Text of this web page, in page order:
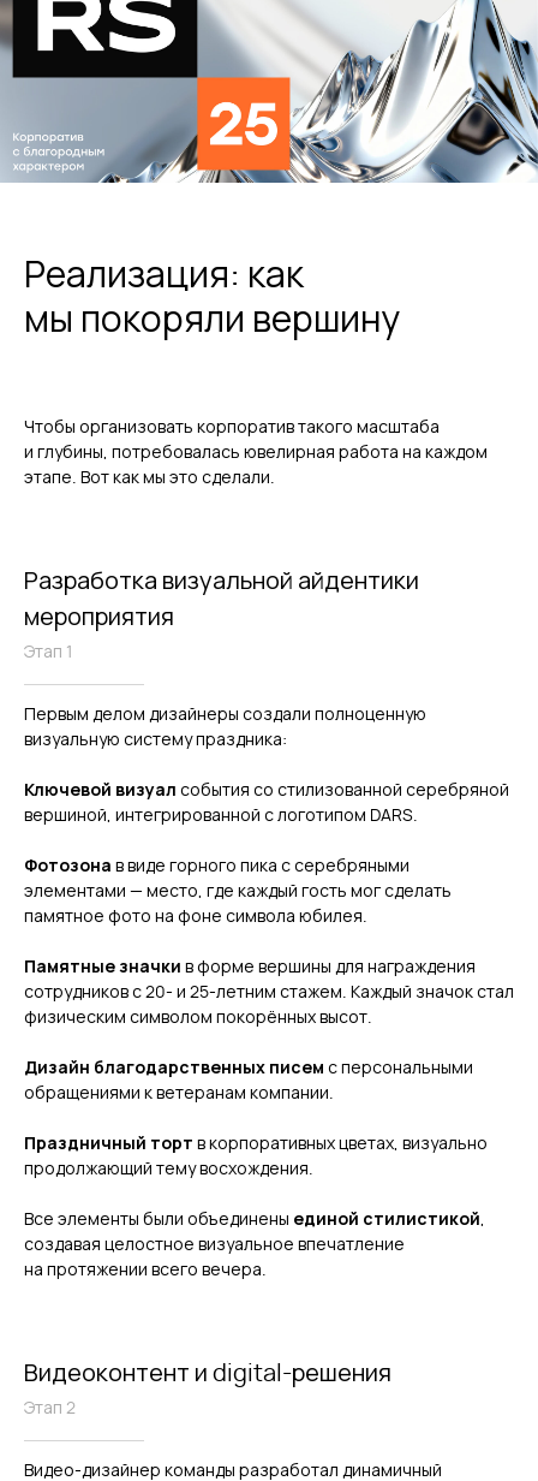
Реализация: как
мы покоряли вершину
Чтобы организовать корпоратив такого масштаба
и глубины, потребовалась ювелирная работа на каждом
этапе. Вот как мы это сделали.
Разработка визуальной айдентики
мероприятия
Этап 1
Первым делом дизайнеры создали полноценную
визуальную систему праздника:
Ключевой визуал события со стилизованной серебряной
вершиной, интегрированной с логотипом DARS.
Фотозона в виде горного пика с серебряными
элементами — место, где каждый гость мог сделать
памятное фото на фоне символа юбилея.
Памятные значки в форме вершины для награждения
сотрудников с 20- и 25-летним стажем. Каждый значок стал
физическим символом покорённых высот.
Дизайн благодарственных писем с персональными
обращениями к ветеранам компании.
Праздничный торт в корпоративных цветах, визуально
продолжающий тему восхождения.
Все элементы были объединены единой стилистикой
создавая целостное визуальное впечатление
на протяжении всего вечера.
Видеоконтент и digital-решения
Этап 2
Видео-дизайнер команды разработал динамичный